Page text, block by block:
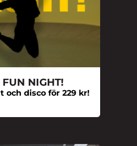
NIGHT!
och disco för 229 kr!